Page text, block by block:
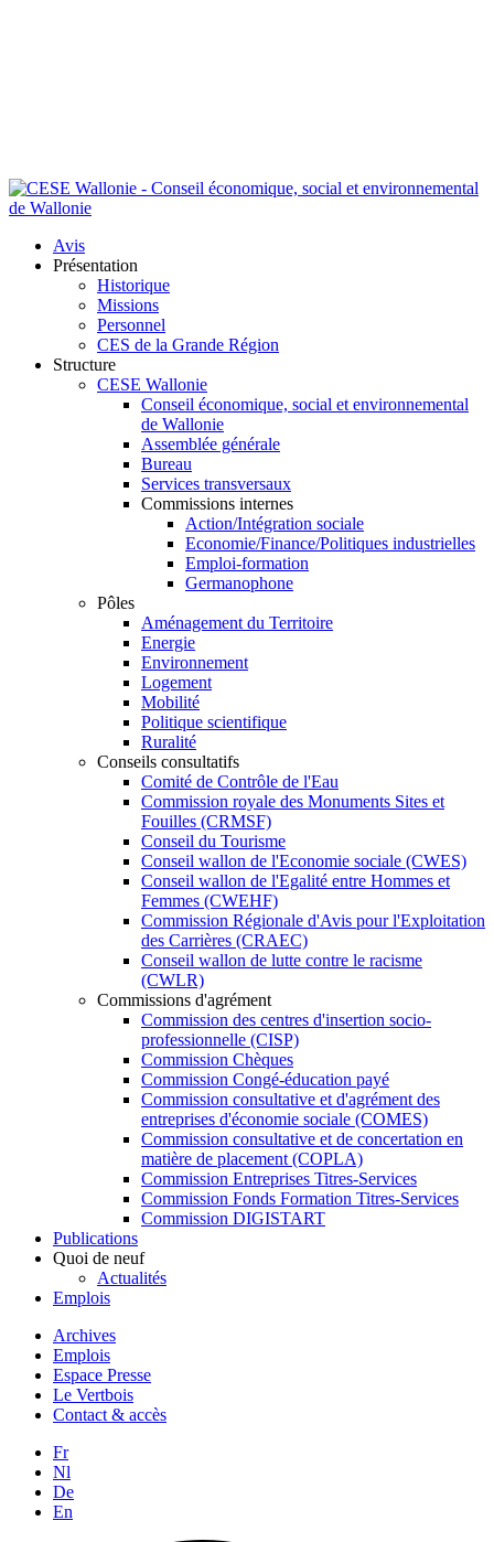
Avis
Présentation
Historique
Missions
Personnel
CES de la Grande Région
Structure
CESE Wallonie
Conseil économique, social et environnemental
de Wallonie
Assemblée générale
Bureau
Services transversaux
Commissions internes
Action/Intégration sociale
Economie/Finance/Politiques industrielles
Emploi-formation
Germanophone
Pôles
Aménagement du Territoire
Energie
Environnement
Logement
Mobilité
Politique scientifique
Ruralité
Conseils consultatifs
Comité de Contrôle de l'Eau
Commission royale des Monuments Sites et
Fouilles (CRMSF)
Conseil du Tourisme
Conseil wallon de l'Economie sociale (CWES)
Conseil wallon de l'Egalité entre Hommes et
Femmes (CWEHF)
Commission Régionale d'Avis pour l'Exploitation
des Carrières (CRAEC)
Conseil wallon de lutte contre le racisme
(CWLR)
Commissions d'agrément
Commission des centres d'insertion socio-
professionnelle (CISP)
Commission Chèques
Commission Congé-éducation payé
Commission consultative et d'agrément des
entreprises d'économie sociale (COMES)
Commission consultative et de concertation en
matière de placement (COPLA)
Commission Entreprises Titres-Services
Commission Fonds Formation Titres-Services
Commission DIGISTART
Publications
Quoi de neuf
Actualités
Emplois
Archives
Emplois
Espace Presse
Le Vertbois
Contact & accès
Fr
Nl
De
En